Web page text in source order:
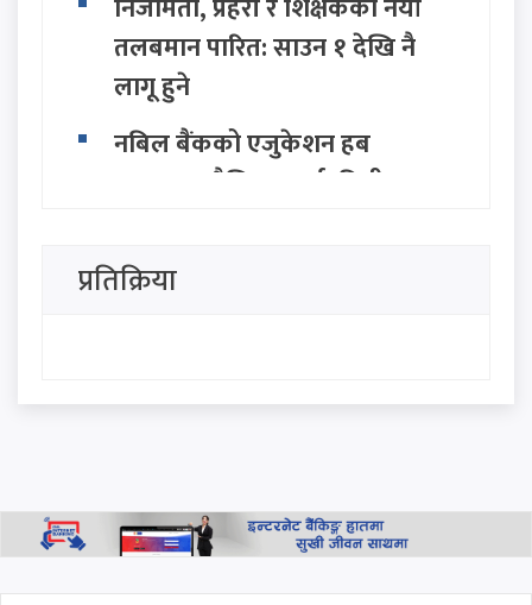
निजामती, प्रहरी र शिक्षकको नयाँ
तलबमान पारित: साउन १ देखि नै
लागू हुने
नबिल बैंकको एजुकेशन हब
उद्घाटन, शैक्षिक कर्जा, वित्तीय
उपलब्ध हुने
दाबी इरानद्वारा खारेज
थप हेर्नुहोस
प्रतिक्रिया